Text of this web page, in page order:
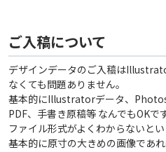
ご入稿について
デザインデータのご入稿は
なくても問題ありません。
基本的にIllustratorデータ、
PDF、手書き原稿等 なんでもOKです
ファイル形式がよくわからないと
基本的に原寸の大きめの画像であれ